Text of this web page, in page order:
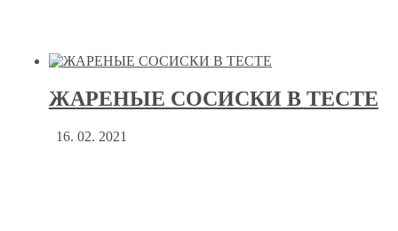
ЖАРЕНЫЕ СОСИСКИ В ТЕСТЕ
16. 02. 2021